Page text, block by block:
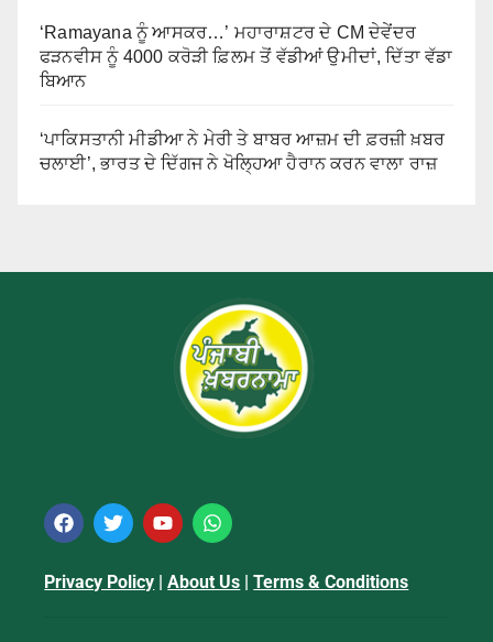
‘Ramayana ਨੂੰ ਆਸਕਰ…’ ਮਹਾਰਾਸ਼ਟਰ ਦੇ CM ਦੇਵੇਂਦਰ
ਫੜਨਵੀਸ ਨੂੰ 4000 ਕਰੋੜੀ ਫ਼ਿਲਮ ਤੋਂ ਵੱਡੀਆਂ ਉਮੀਦਾਂ, ਦਿੱਤਾ ਵੱਡਾ
ਬਿਆਨ
‘ਪਾਕਿਸਤਾਨੀ ਮੀਡੀਆ ਨੇ ਮੇਰੀ ਤੇ ਬਾਬਰ ਆਜ਼ਮ ਦੀ ਫ਼ਰਜ਼ੀ ਖ਼ਬਰ
ਚਲਾਈ’, ਭਾਰਤ ਦੇ ਦਿੱਗਜ ਨੇ ਖੋਲ੍ਹਿਆ ਹੈਰਾਨ ਕਰਨ ਵਾਲਾ ਰਾਜ਼
Privacy Policy |About Us |Terms & Conditions